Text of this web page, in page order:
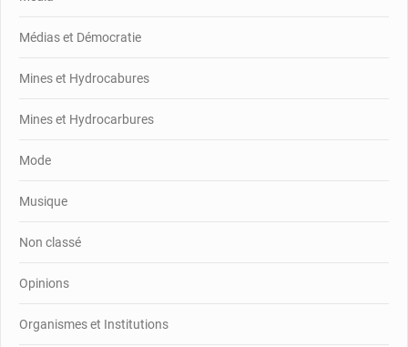
Médias et Démocratie
Mines et Hydrocabures
Mines et Hydrocarbures
Mode
Musique
Non classé
Opinions
Organismes et Institutions